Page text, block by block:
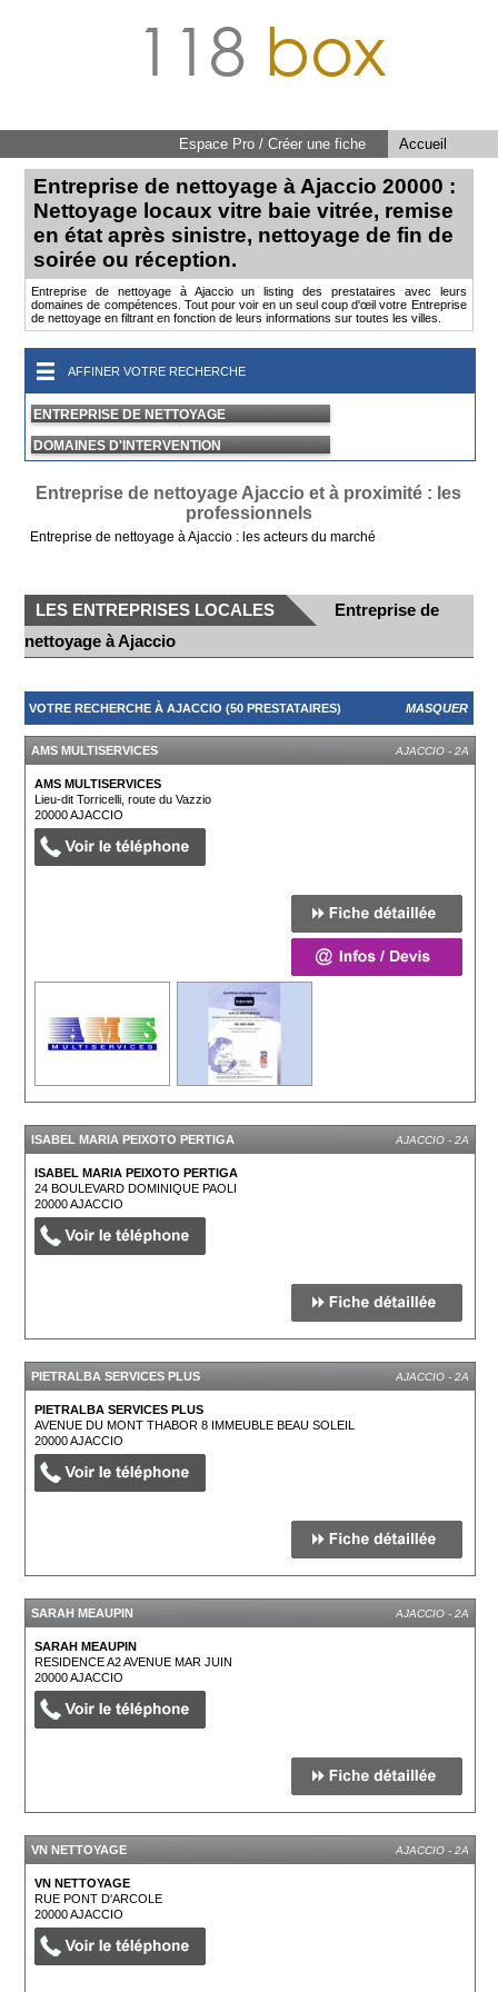
118 box
Accueil
Espace Pro / Créer une fiche
Entreprise de nettoyage à Ajaccio 20000 :
Nettoyage locaux vitre baie vitrée, remise
en état après sinistre, nettoyage de fin de
soirée ou réception.
Entreprise de nettoyage à Ajaccio un listing des prestataires avec leurs
domaines de compétences. Tout pour voir en un seul coup d'œil votre Entreprise
de nettoyage en filtrant en fonction de leurs informations sur toutes les villes.
AFFINER VOTRE RECHERCHE
ENTREPRISE DE NETTOYAGE
DOMAINES D'INTERVENTION
Entreprise de nettoyage Ajaccio et à proximité : les
professionnels
Entreprise de nettoyage à Ajaccio : les acteurs du marché
LES ENTREPRISES LOCALES
Entreprise de
nettoyage à Ajaccio
VOTRE RECHERCHE À AJACCIO (50 PRESTATAIRES) MASQUER
AMS MULTISERVICES AJACCIO - 2A
AMS MULTISERVICES
Lieu-dit Torricelli, route du Vazzio
20000AJACCIO
ISABEL MARIA PEIXOTO PERTIGA AJACCIO - 2A
ISABEL MARIA PEIXOTO PERTIGA
24 BOULEVARD DOMINIQUE PAOLI
20000AJACCIO
PIETRALBA SERVICES PLUS AJACCIO - 2A
PIETRALBA SERVICES PLUS
AVENUE DU MONT THABOR 8 IMMEUBLE BEAU SOLEIL
20000AJACCIO
SARAH MEAUPIN AJACCIO - 2A
SARAH MEAUPIN
RESIDENCE A2 AVENUE MAR JUIN
20000AJACCIO
VN NETTOYAGE AJACCIO - 2A
VN NETTOYAGE
RUE PONT D'ARCOLE
20000AJACCIO